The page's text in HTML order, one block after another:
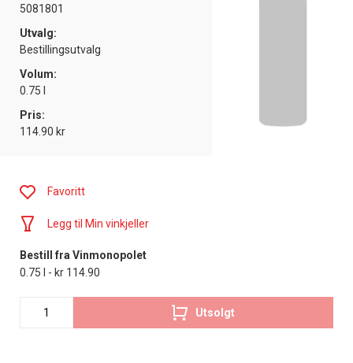
5081801
Utvalg:
Bestillingsutvalg
Volum:
0.75 l
Pris:
114.90 kr
Favoritt
Legg til Min vinkjeller
Bestill fra Vinmonopolet
0.75 l - kr 114.90
Utsolgt